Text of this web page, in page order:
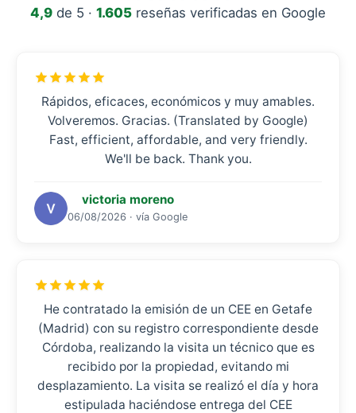
4,9 de 5 · 1.605 reseñas verificadas en Google
Rápidos, eficaces, económicos y muy amables.
Volveremos. Gracias. (Translated by Google)
Fast, efficient, affordable, and very friendly.
We'll be back. Thank you.
victoria moreno
06/08/2026 · vía Google
He contratado la emisión de un CEE en Getafe
(Madrid) con su registro correspondiente desde
Córdoba, realizando la visita un técnico que es
recibido por la propiedad, evitando mi
desplazamiento. La visita se realizó el día y hora
estipulada haciéndose entrega del CEE